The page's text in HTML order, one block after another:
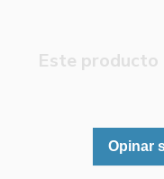
Este producto
Opinar